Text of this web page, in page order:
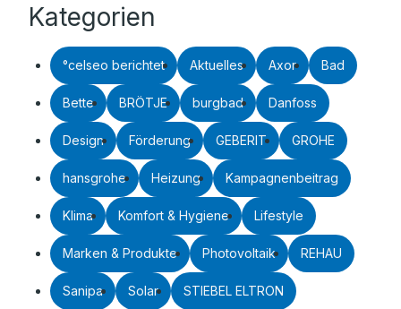
Kategorien
°celseo berichtet Aktuelles Axor Bad
Bette BRÖTJE burgbad Danfoss
Design Förderung GEBERIT GROHE
hansgrohe Heizung Kampagnenbeitrag
Klima Komfort & Hygiene Lifestyle
Marken & Produkte Photovoltaik REHAU
Sanipa Solar STIEBEL ELTRON